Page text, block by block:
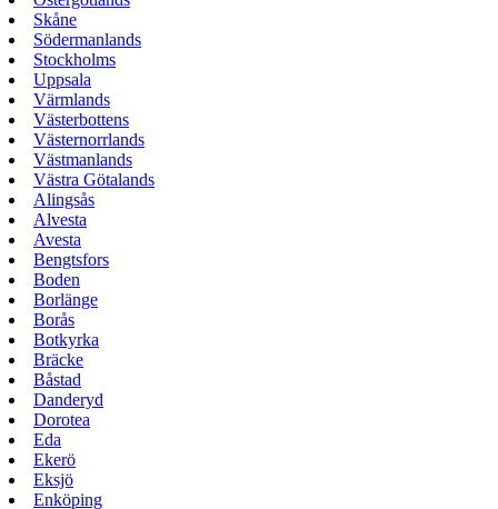
Skåne
Södermanlands
Stockholms
Uppsala
Värmlands
Västerbottens
Västernorrlands
Västmanlands
Västra Götalands
Alingsås
Alvesta
Avesta
Bengtsfors
Boden
Borlänge
Borås
Botkyrka
Bräcke
Båstad
Danderyd
Dorotea
Eda
Ekerö
Eksjö
Enköping